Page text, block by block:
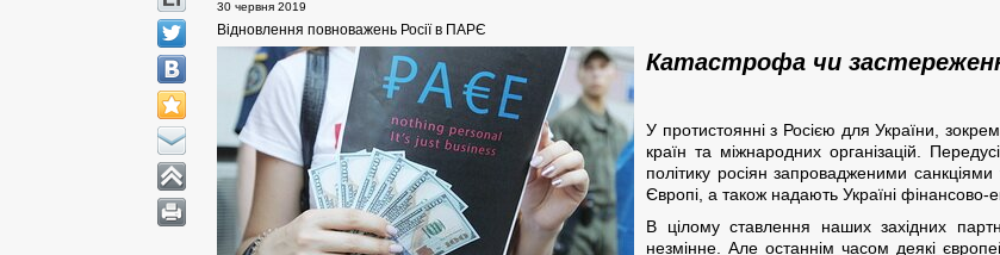
30 червня 2019
Відновлення повноважень Росії в ПАРЄ
Катастрофа чи
У протистоянні з Росією для України,
країн та міжнародних організацій.
політику росіян запровадженими
Європі, а також надають Україні фінансово-
В цілому ставлення наших західних
незмінне. Але останнім часом деякі